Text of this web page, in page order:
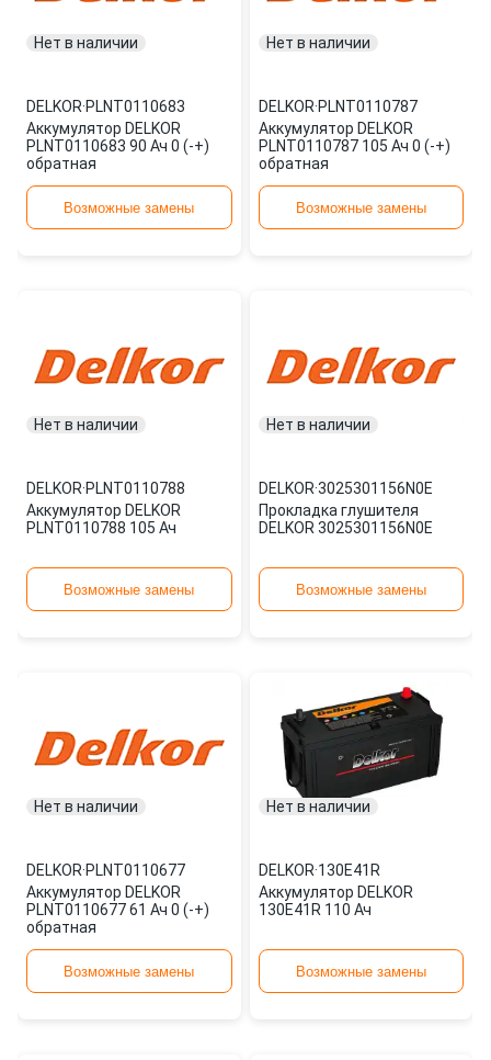
Нет в наличии
DELKOR·PLNT0110683
Аккумулятор DELKOR
PLNT0110683 90 Ач 0 (-+)
обратная
Возможные замены
Нет в наличии
DELKOR·PLNT0110787
Аккумулятор DELKOR
PLNT0110787 105 Ач 0 (-+)
обратная
Возможные замены
Нет в наличии
DELKOR·PLNT0110788
Аккумулятор DELKOR
PLNT0110788 105 Ач
Возможные замены
Нет в наличии
DELKOR·3025301156N0E
Прокладка глушителя
DELKOR 3025301156N0E
Возможные замены
Нет в наличии
DELKOR·PLNT0110677
Аккумулятор DELKOR
PLNT0110677 61 Ач 0 (-+)
обратная
Возможные замены
Нет в наличии
DELKOR·130E41R
Аккумулятор DELKOR
130E41R 110 Ач
Возможные замены